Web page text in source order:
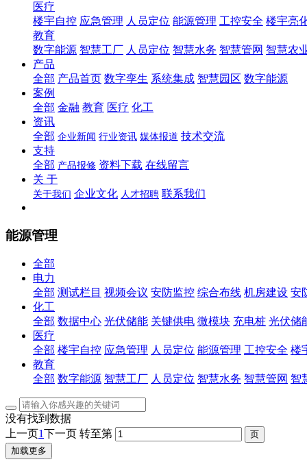
医疗
楼宇自控 应急管理 人员定位 能源管理 工控安全 楼宇亮
教育
数字能源 智慧工厂 人员定位 智慧水务 智慧管网 智慧农
产品
全部 产品首页 数字孪生 系统集成 智慧园区 数字能源
案例
全部 金融 教育 医疗 化工
资讯
全部 企业新闻 行业资讯 媒体报道 技术交流
支持
全部 产品报修 资料下载 在线留言
关 于
关于我们 企业文化 人才招聘 联系我们
能源管理
全部
电力
全部 测试栏目 视频会议 安防监控 综合布线 机房建设 安
化工
全部 数据中心 光伏储能 关键供电 微模块 充电桩 光伏储
医疗
全部 楼宇自控 应急管理 人员定位 能源管理 工控安全 楼
教育
全部 数字能源 智慧工厂 人员定位 智慧水务 智慧管网 智
没有找到数据
上一页1下一页 转至第
加载更多